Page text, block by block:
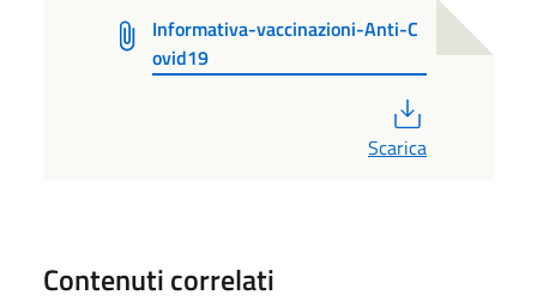
Informativa-vaccinazioni-Anti-C
ovid19
Scarica
Contenuti correlati